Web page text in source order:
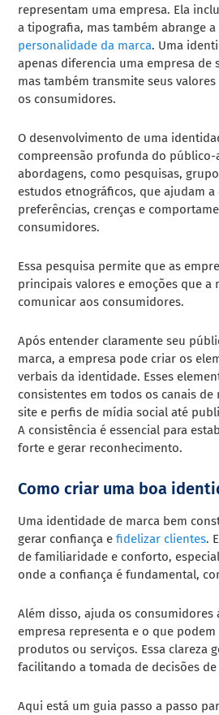
representam uma empresa. Ela
a tipografia, mas também abrange
personalidade da marca. Uma
apenas diferencia uma empresa de
mas também transmite seus
os consumidores.
O desenvolvimento de uma
compreensão profunda do público-
abordagens, como pesquisas,
estudos etnográficos, que ajudam a
preferências, crenças e
consumidores.
Essa pesquisa permite que as
principais valores e emoções que a
comunicar aos consumidores.
Após entender claramente seu
marca, a empresa pode criar os
verbais da identidade. Esses
consistentes em todos os canais de
site e perfis de mídia social até
A consistência é essencial para
forte e gerar reconhecimento.
Como criar uma boa
Uma identidade de marca bem
gerar confiança e fidelizar clientes.
de familiaridade e conforto,
onde a confiança é fundamental,
Além disso, ajuda os
empresa representa e o que podem
produtos ou serviços. Essa clareza
facilitando a tomada de decisões
Aqui está um guia passo a passo